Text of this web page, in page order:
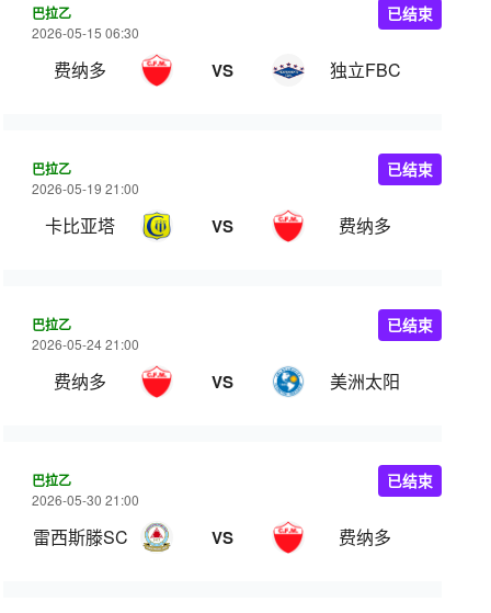
巴拉乙
2026-05-15 06:30
费纳多 VS 独立FBC
已结束
巴拉乙
2026-05-19 21:00
卡比亚塔 VS 费纳多
已结束
巴拉乙
2026-05-24 21:00
费纳多 VS 美洲太阳
已结束
巴拉乙
2026-05-30 21:00
雷西斯滕SC VS 费纳多
已结束